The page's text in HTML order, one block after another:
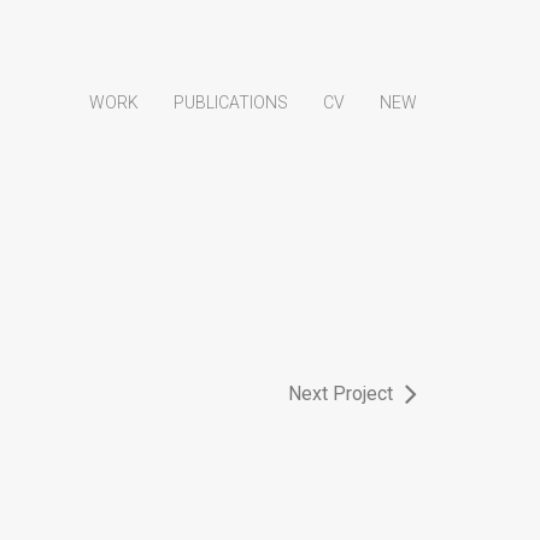
WORK PUBLICATIONS CV NEW
Next Project